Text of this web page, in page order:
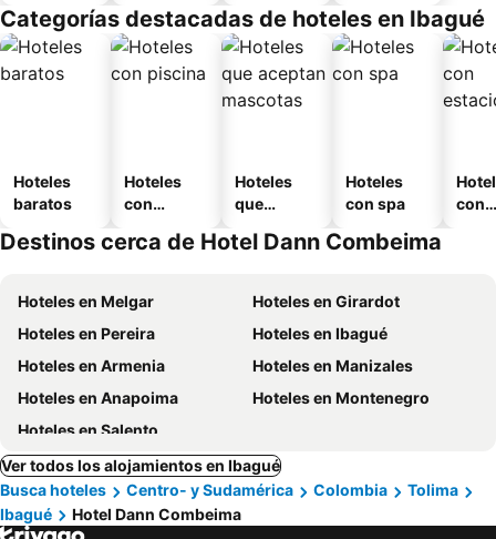
o
Categorías destacadas de hoteles en Ibagué
Hoteles
baratos
Hoteles
con
Hoteles
que
mascotas
Hoteles
con spa
con
Destinos cerca de Hotel Dann Combeima
Hoteles en Melgar
Hoteles en Girardot
Hoteles en Pereira
Hoteles en Ibagué
Hoteles en Armenia
Hoteles en Manizales
Hoteles en Anapoima
Hoteles en Montenegro
Hoteles en Salento
Ver todos los alojamientos en Ibagué
Busca hoteles
Centro- y Sudamérica Colombia
Tolima
Ibagué
Hotel Dann Combeima